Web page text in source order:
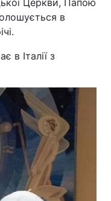
Церкви, Папою
в
в Італії з